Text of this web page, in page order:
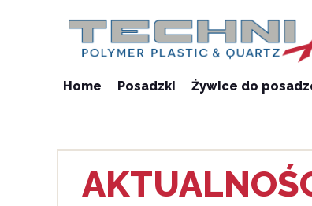
Home Posadzki Żywice do